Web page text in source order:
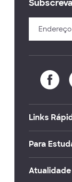
Links
Para
Atualidade